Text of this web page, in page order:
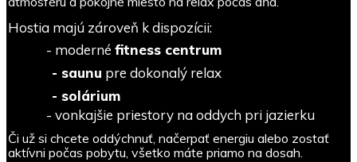
Hostia majú zároveň k dispozícii:
- moderné fitness centrum
- saunu pre dokonalý relax
- solárium
- vonkajšie priestory na oddych pri jazierku
Či už si chcete oddýchnuť, načerpať energiu alebo zostať
aktívni počas pobytu, všetko máte priamo na dosah.